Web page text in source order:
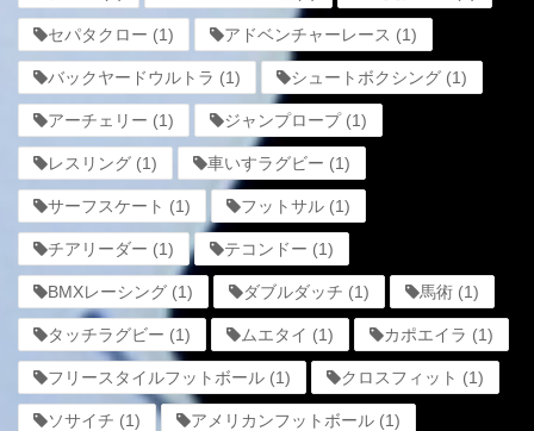
セパタクロー (1) アドベンチャーレース (1)
バックヤードウルトラ (1) シュートボクシング (1)
アーチェリー (1) ジャンプロープ(1)
レスリング (1) 車いすラグビー (1)
サーフスケート (1) フットサル (1)
チアリーダー (1) テコンドー (1)
BMXレーシング (1) ダブルダッチ (1) 馬術 (1)
タッチラグビー (1) ムエタイ (1) カポエイラ (1)
フリースタイルフットボール (1) クロスフィット (1)
ソサイチ (1) アメリカンフットボール (1)